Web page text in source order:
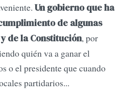
Un gobierno que ha
de algunas
de la Constitución, por
quién va a ganar el
o el presidente que cuando
partidarios...